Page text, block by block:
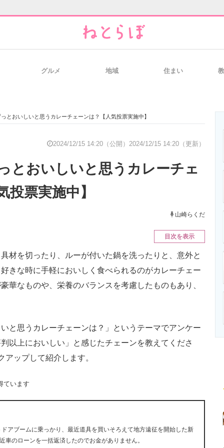
経営リーダー
品の総合サイト IT製品の技術・比較・事例 製造業のIT導入
エネルギーの
グルメ 地域 住まい
とおいしいと思うカレーチェーンは？【人気投票実施中】
2024/12/15 14:20（公開） 2024/12/15 14:20（更新）
とおいしいと思うカレーチェ
投票実施中】
山崎らくだ
目次を表示
材を切ったり、ルーが付いた鍋を洗ったりと、意外と
きな時に手軽においしく食べられるのがカレーチェー
華なものや、栄養のバランスを考慮したものもあり、
と思うカレーチェーンは？」というテーマでアンケー
以上においしい」と感じたチェーンを教えてくださ
ップして紹介します。
ています
アブームに乗っかり、最近道具を買いそろえて地方遠征を開始した新
のローンを一括返済したのでお金がありません。